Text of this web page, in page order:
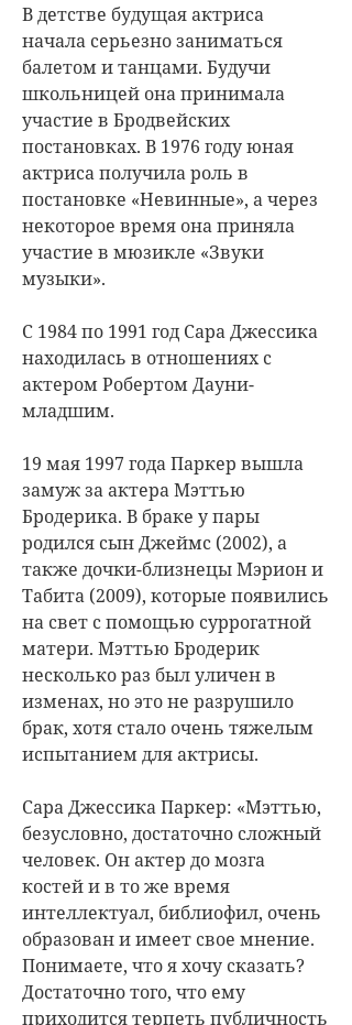
В детстве будущая актриса
начала серьезно заниматься
балетом и танцами. Будучи
школьницей она принимала
участие в Бродвейских
постановках. В 1976 году юная
актриса получила роль в
постановке «Невинные», а через
некоторое время она приняла
участие в мюзикле «Звуки
музыки».
С 1984 по 1991 год Сара Джессика
находилась в отношениях с
актером Робертом Дауни-
младшим.
19 мая 1997 года Паркер вышла
замуж за актера Мэттью
Бродерика. В браке у пары
родился сын Джеймс (2002), а
также дочки-близнецы Мэрион и
Табита (2009), которые появились
на свет с помощью суррогатной
матери. Мэттью Бродерик
несколько раз был уличен в
изменах, но это не разрушило
брак, хотя стало очень тяжелым
испытанием для актрисы.
Сара Джессика Паркер: «Мэттью,
безусловно, достаточно сложный
человек. Он актер до мозга
костей и в то же время
интеллектуал, библиофил, очень
образован и имеет свое мнение.
Понимаете, что я хочу сказать?
Достаточно того, что ему
приходится терпеть публичность